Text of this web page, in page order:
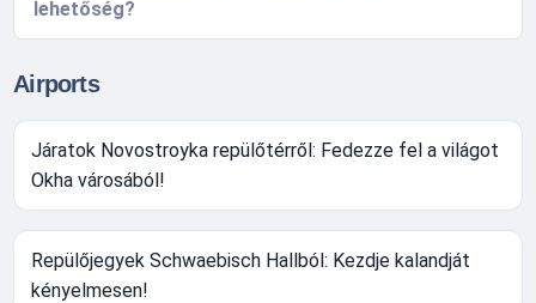
lehetőség?
Airports
Járatok Novostroyka repülőtérről: Fedezze fel a világot
Okha városából!
Repülőjegyek Schwaebisch Hallból: Kezdje kalandját
kényelmesen!